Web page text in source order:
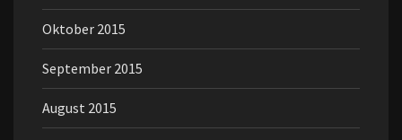
Oktober 2015
September 2015
August 2015